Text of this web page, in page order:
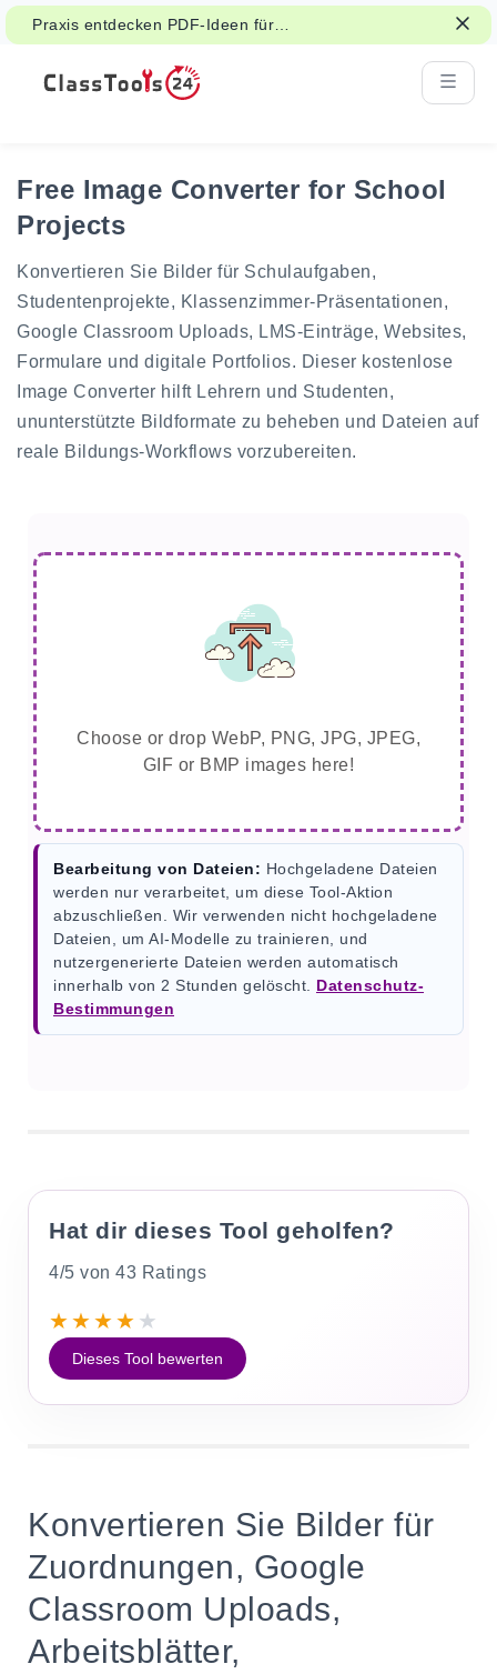
Praxis entdecken PDF-Ideen für
Unterrichts-, Handout- und Studentenarbeit.
Free Image Converter for School
Projects
Konvertieren Sie Bilder für Schulaufgaben,
Studentenprojekte, Klassenzimmer-Präsentationen,
Google Classroom Uploads, LMS-Einträge, Websites,
Formulare und digitale Portfolios. Dieser kostenlose
Image Converter hilft Lehrern und Studenten,
ununterstützte Bildformate zu beheben und Dateien auf
reale Bildungs-Workflows vorzubereiten.
Choose or drop WebP, PNG, JPG, JPEG,
GIF or BMP images here!
Bearbeitung von Dateien: Hochgeladene Dateien
werden nur verarbeitet, um diese Tool-Aktion
abzuschließen. Wir verwenden nicht hochgeladene
Dateien, um AI-Modelle zu trainieren, und
nutzergenerierte Dateien werden automatisch
innerhalb von 2 Stunden gelöscht. Datenschutz-
Bestimmungen
Hat dir dieses Tool geholfen?
4/5 von 43 Ratings
★★★★ ★
Dieses Tool bewerten
Konvertieren Sie Bilder für
Zuordnungen, Google
Classroom Uploads,
Arbeitsblätter,